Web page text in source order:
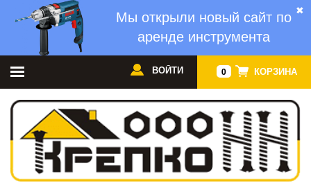
✖
Мы открыли новый сайт по
аренде инструмента
0 КОРЗИНА
ВОЙТИ